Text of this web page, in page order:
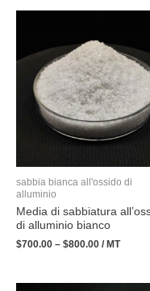
sabbia bianca all'ossido di
alluminio
Media di sabbiatura
di alluminio bianco
$700.00 – $800.00 / MT